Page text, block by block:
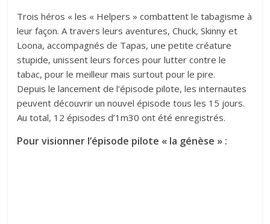
Trois héros « les « Helpers » combattent le tabagisme à
leur façon. A travers leurs aventures, Chuck, Skinny et
Loona, accompagnés de Tapas, une petite créature
stupide, unissent leurs forces pour lutter contre le
tabac, pour le meilleur mais surtout pour le pire.
Depuis le lancement de l’épisode pilote, les internautes
peuvent découvrir un nouvel épisode tous les 15 jours.
Au total, 12 épisodes d’1m30 ont été enregistrés.
Pour visionner l’épisode pilote « la génèse » :